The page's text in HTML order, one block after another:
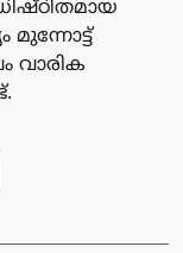
മുന്നോട്ട്
വാരിക